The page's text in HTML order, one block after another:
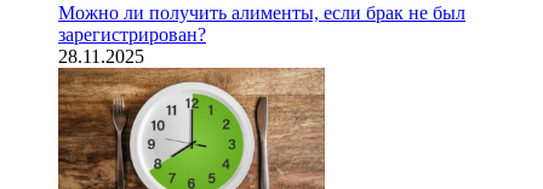
Можно ли получить алименты, если брак не был
зарегистрирован?
28.11.2025